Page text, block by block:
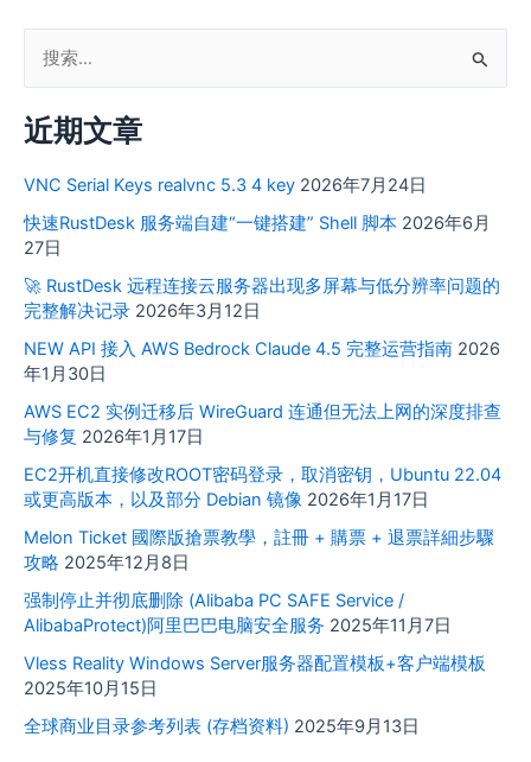
：
近期文章
VNC Serial Keys realvnc 5.3 4 key 2026年7月24日
快速RustDesk 服务端自建“一键搭建” Shell 脚本 2026年6月
27日
🚀 RustDesk 远程连接云服务器出现多屏幕与低分辨率问题的
完整解决记录 2026年3月12日
NEW API 接入 AWS Bedrock Claude 4.5 完整运营指南 2026
年1月30日
AWS EC2 实例迁移后 WireGuard 连通但无法上网的深度排查
与修复 2026年1月17日
EC2开机直接修改ROOT密码登录，取消密钥，Ubuntu 22.04
或更高版本，以及部分 Debian 镜像 2026年1月17日
Melon Ticket 國際版搶票教學，註冊 + 購票 + 退票詳細步驟
攻略 2025年12月8日
强制停止并彻底删除 (Alibaba PC SAFE Service /
AlibabaProtect)阿里巴巴电脑安全服务 2025年11月7日
Vless Reality Windows Server服务器配置模板+客户端模板
2025年10月15日
全球商业目录参考列表 (存档资料) 2025年9月13日